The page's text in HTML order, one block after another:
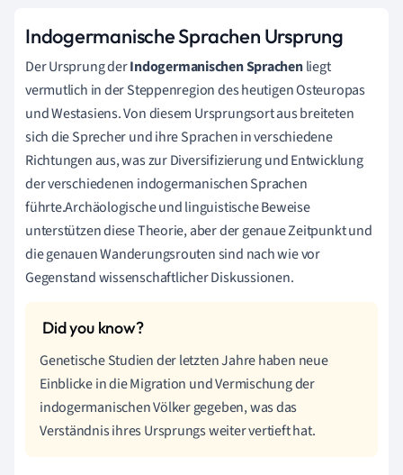
Indogermanische Sprachen Ursprung
Der Ursprung derIndogermanischen Sprachenliegt
vermutlich in der Steppenregion des heutigen Osteuropas
und Westasiens. Von diesem Ursprungsort aus breiteten
sich die Sprecher und ihre Sprachen in verschiedene
Richtungen aus, was zur Diversifizierung und Entwicklung
der verschiedenen indogermanischen Sprachen
führte.Archäologische und linguistische Beweise
unterstützen diese Theorie, aber der genaue Zeitpunkt und
die genauen Wanderungsrouten sind nach wie vor
Gegenstand wissenschaftlicher Diskussionen.
Genetische Studien der letzten Jahre haben neue
Einblicke in die Migration und Vermischung der
indogermanischen Völker gegeben, was das
Verständnis ihres Ursprungs weiter vertieft hat.